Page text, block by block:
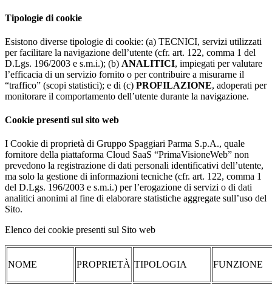
Tipologie di cookie
Esistono diverse tipologie di cookie: (a) TECNICI, servizi utilizzati
per facilitare la navigazione dell’utente (cfr. art. 122, comma 1 del
D.Lgs. 196/2003 e s.m.i.); (b) ANALITICI, impiegati per valutare
l’efficacia di un servizio fornito o per contribuire a misurarne il
“traffico” (scopi statistici); e di (c) PROFILAZIONE, adoperati per
monitorare il comportamento dell’utente durante la navigazione.
Cookie presenti sul sito web
I Cookie di proprietà di Gruppo Spaggiari Parma S.p.A., quale
fornitore della piattaforma Cloud SaaS “PrimaVisioneWeb” non
prevedono la registrazione di dati personali identificativi dell’utente,
ma solo la gestione di informazioni tecniche (cfr. art. 122, comma 1
del D.Lgs. 196/2003 e s.m.i.) per l’erogazione di servizi o di dati
analitici anonimi al fine di elaborare statistiche aggregate sull’uso del
Sito.
Elenco dei cookie presenti sul Sito web
NOME PROPRIETÀ TIPOLOGIA FUNZIONE